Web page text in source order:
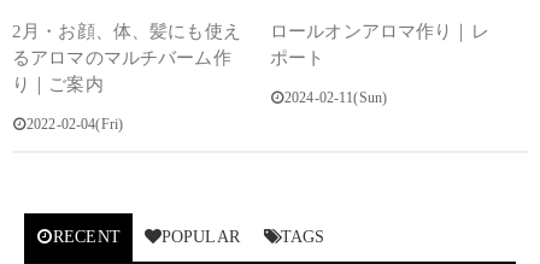
2月・お顔、体、髪にも使え
るアロマのマルチバーム作
り｜ご案内
2022-02-04(Fri)
ロールオンアロマ作り｜レ
ポート
2024-02-11(Sun)
RECENT POPULAR TAGS